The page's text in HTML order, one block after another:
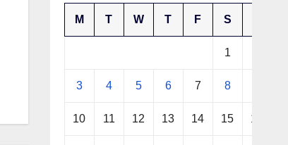
M T W T F S
1
3 4 5 6 7 8
10 11 12 13 14 15 16